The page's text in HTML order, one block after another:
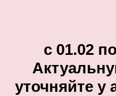
c 01.02
уточняйте у